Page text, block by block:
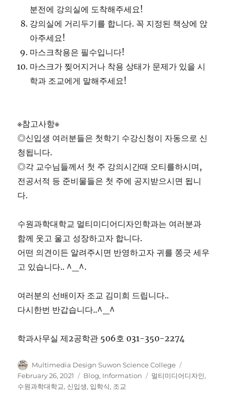
분전에 강의실에 도착해주세요!
강의실에 거리두기를 합니다. 꼭 지정된 책상에 앉
아주세요!
마스크착용은 필수입니다!
마스크가 찢어지거나 착용 상태가 문제가 있을 시
학과 조교에게 말해주세요!
※참고사항※
◎신입생 여러분들은 첫학기 수강신청이 자동으로 신
청됩니다.
◎각 교수님들께서 첫 주 강의시간때 오티를하시며,
전공서적 등 준비물들은 첫 주에 공지받으시면 됩니
다.
수원과학대학교 멀티미디어디자인학과는 여러분과
함께 웃고 울고 성장하고자 합니다.
어떤 의견이든 알려주시면 반영하고자 귀를 쫑긋 세우
고 있습니다.. ^_^.
여러분의 선배이자 조교 김미희 드립니다..
다시한번 반갑습니다..^_^
학과사무실 제2공학관 506호 031-350-2274
Author
Multimedia Design Suwon Science College
on
February 26, 2021 Categories
Blog, Information Tags
멀티미디어디자인,
수원과학대학교, 신입생, 입학식, 조교